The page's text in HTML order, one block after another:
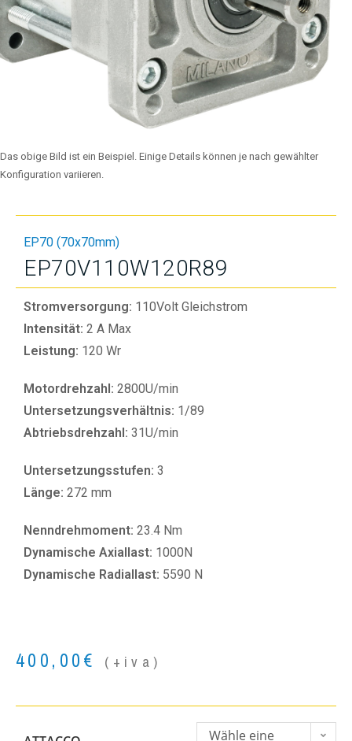
Das obige Bild ist ein Beispiel. Einige Details können je nach gewählter
Konfiguration variieren.
EP70 (70x70mm)
EP70V110W120R89
Stromversorgung: 110Volt Gleichstrom
Intensität: 2 A Max
Leistung: 120 Wr
Motordrehzahl: 2800U/min
Untersetzungsverhältnis: 1/89
Abtriebsdrehzahl: 31U/min
Untersetzungsstufen: 3
Länge: 272 mm
Nenndrehmoment: 23.4 Nm
Dynamische Axiallast: 1000N
Dynamische Radiallast: 5590 N
400,00€ (+iva)
Wähle eine